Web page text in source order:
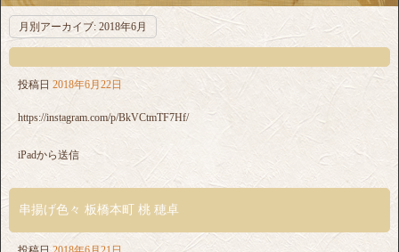
月別アーカイブ: 2018年6月
投稿日 2018年6月22日
https://instagram.com/p/BkVCtmTF7Hf/
iPadから送信
串揚げ色々 板橋本町 桃 穂卓